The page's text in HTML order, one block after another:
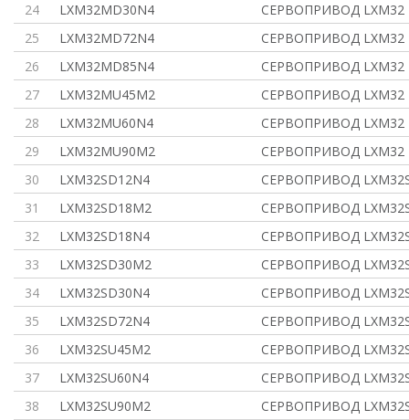
24
LXM32MD30N4
СЕРВОПРИВОД
25
LXM32MD72N4
СЕРВОПРИВОД
26
LXM32MD85N4
СЕРВОПРИВОД
27
LXM32MU45M2
СЕРВОПРИВОД
28
LXM32MU60N4
СЕРВОПРИВОД
29
LXM32MU90M2
СЕРВОПРИВОД
30
LXM32SD12N4
СЕРВОПРИВОД LXM32S
31
LXM32SD18M2
СЕРВОПРИВОД LXM32S
32
LXM32SD18N4
СЕРВОПРИВОД LXM32S
33
LXM32SD30M2
СЕРВОПРИВОД LXM32S
34
LXM32SD30N4
СЕРВОПРИВОД LXM32S
35
LXM32SD72N4
СЕРВОПРИВОД LXM32S
36
LXM32SU45M2
СЕРВОПРИВОД LXM32S
37
LXM32SU60N4
СЕРВОПРИВОД LXM32S
38
LXM32SU90M2 СЕРВОПРИВОД LXM32S